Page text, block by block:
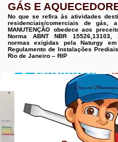
GÁS E
No que se refira às atividades
residenciais/comerciais de gás,
MANUTENÇÃO obedece aos
Norma ABNT NBR 15526,13103,
normas exigidas pela Naturgy
Regulamento de Instalações
Rio de Janeiro – RIP